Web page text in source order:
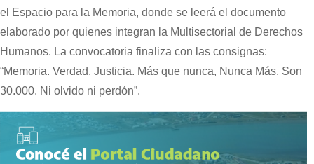
el Espacio para la Memoria, donde se leerá el documento
elaborado por quienes integran la Multisectorial de Derechos
Humanos. La convocatoria finaliza con las consignas:
“Memoria. Verdad. Justicia. Más que nunca, Nunca Más. Son
30.000. Ni olvido ni perdón”.